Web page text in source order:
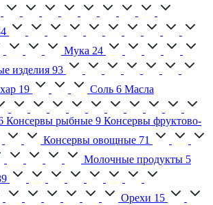
Мука 24
изделия 93
19 Соль 6 Масла
Консервы рыбные 9 Консервы фруктово-
Консервы овощные 71
Молочные продукты 5
Орехи 15